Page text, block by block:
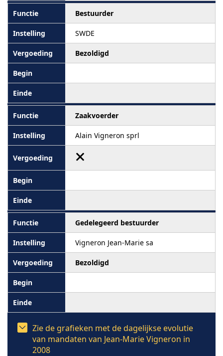
Bestuurder
SWDE
Bezoldigd
Zaakvoerder
Alain Vigneron sprl
Gedelegeerd bestuurder
Vigneron Jean-Marie sa
Bezoldigd
Zie de grafieken met de dagelijkse evolutie
van mandaten van Jean-Marie Vigneron in
2008